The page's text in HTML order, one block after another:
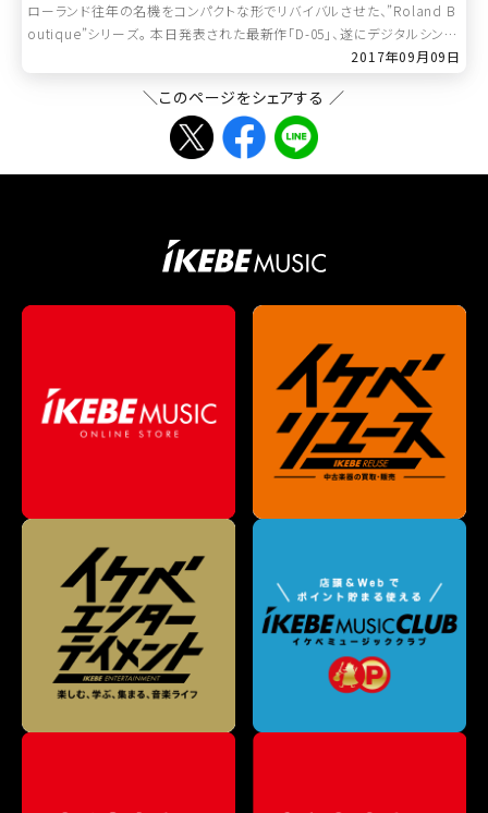
ローランド往年の名機をコンパクトな形でリバイバルさせた、”Roland B
outique”シリーズ。 本日発表された最新作「D-05」、遂にデジタルシンセ
2017年09月09日
＼このページをシェアする ／